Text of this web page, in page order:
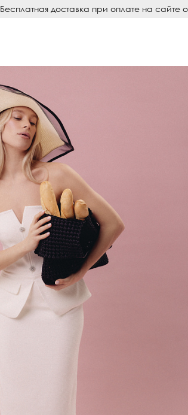
Бесплатная доставка при оплате на сайте